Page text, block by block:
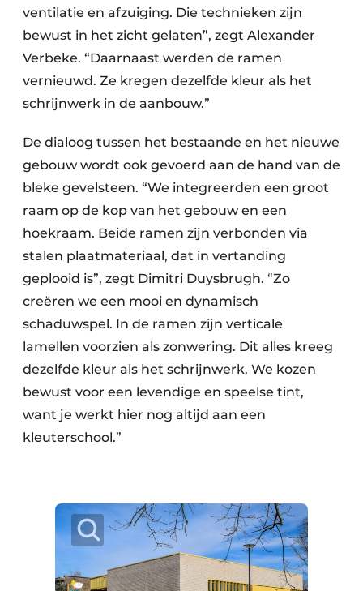
ventilatie en afzuiging. Die technieken zijn
bewust in het zicht gelaten”, zegt Alexander
Verbeke. “Daarnaast werden de ramen
vernieuwd. Ze kregen dezelfde kleur als het
schrijnwerk in de aanbouw.”
De dialoog tussen het bestaande en het nieuwe
gebouw wordt ook gevoerd aan de hand van de
bleke gevelsteen. “We integreerden een groot
raam op de kop van het gebouw en een
hoekraam. Beide ramen zijn verbonden via
stalen plaatmateriaal, dat in vertanding
geplooid is”, zegt Dimitri Duysbrugh. “Zo
creëren we een mooi en dynamisch
schaduwspel. In de ramen zijn verticale
lamellen voorzien als zonwering. Dit alles kreeg
dezelfde kleur als het schrijnwerk. We kozen
bewust voor een levendige en speelse tint,
want je werkt hier nog altijd aan een
kleuterschool.”